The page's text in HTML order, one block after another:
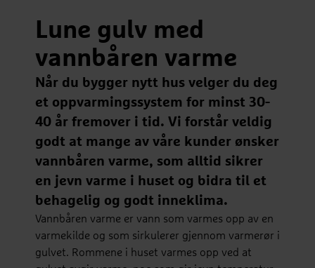
Lune gulv med
vannbåren varme
Når du bygger nytt hus velger du deg
et oppvarmingssystem for minst 30-
40 år fremover i tid. Vi forstår veldig
godt at mange av våre kunder ønsker
vannbåren varme, som alltid sikrer
en jevn varme i huset og bidra til et
behagelig og godt inneklima.
Vannbåren varme er vann som varmes opp av en
varmekilde og som sirkulerer gjennom varmerør i
gulvet. Rommene i huset varmes opp ved at